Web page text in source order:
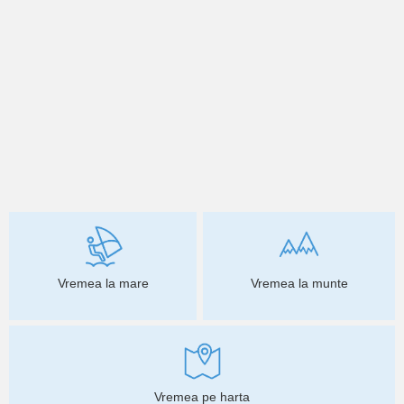
Vremea la mare Vremea la munte
Vremea pe harta